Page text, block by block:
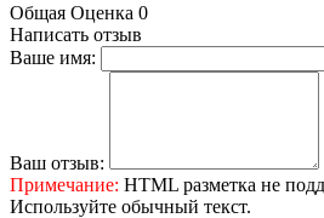
Общая Оценка 0
Написать отзыв
Ваше имя:
Ваш отзыв:
Примечание: HTML разметка не
Используйте обычный текст.